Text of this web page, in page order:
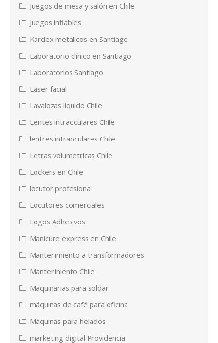
Juegos de mesa y salón en Chile
Juegos inflables
Kardex metalicos en Santiago
Laboratorio clínico en Santiago
Laboratorios Santiago
Láser facial
Lavalozas liquido Chile
Lentes intraoculares Chile
lentres intraoculares Chile
Letras volumetricas Chile
Lockers en Chile
locutor profesional
Locutores comerciales
Logos Adhesivos
Manicure express en Chile
Mantenimiento a transformadores
Manteniniento Chile
Maquinarias para soldar
máquinas de café para oficina
Máquinas para helados
marketing digital Providencia